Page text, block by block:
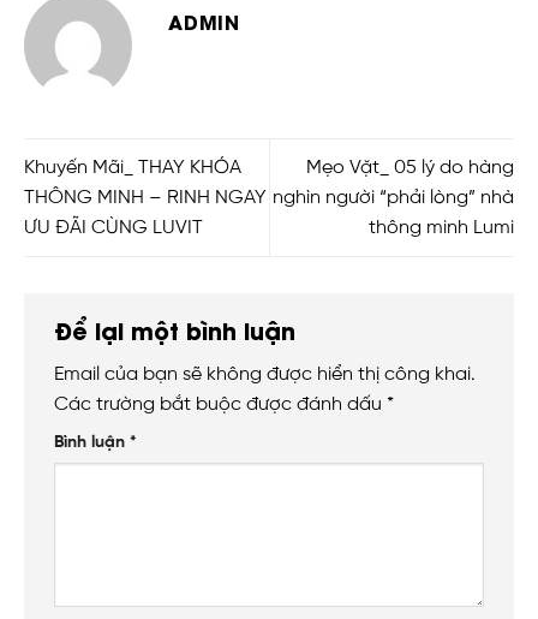
ADMIN
Khuyến Mãi_ THAY KHÓA
THÔNG MINH – RINH NGAY
ƯU ĐÃI CÙNG LUVIT
Mẹo Vặt_ 05 lý do hàng
nghìn người “phải lòng” nhà
thông minh Lumi
Để lại một bình luận
Email của bạn sẽ không được hiển thị công khai.
Các trường bắt buộc được đánh dấu *
Bình luận *